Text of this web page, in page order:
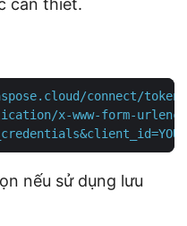
cần thiết.
connect/token"
x-www-form-
nếu sử dụng lưu